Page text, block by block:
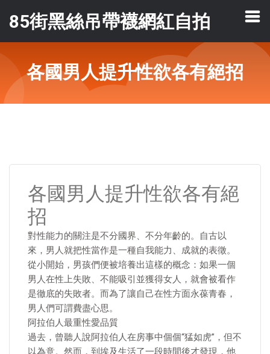
85街黑絲吊帶襪網紅自拍
各國男人提升性欲各有絕招
各國男人提升性欲各有絕
招
對性能力的關注是不分國界、不分年齡的。自古以
來，男人就把性當作是一種自我能力、成就的表徵。
從小開始，男孩們便被培養出這樣的概念：如果一個
男人在性上失敗、不能吸引並獲得女人，就會被看作
是徹底的失敗者。而為了讓自己在性方面永葆青春，
男人們可謂費盡心思。
阿拉伯人最重性愛品質
過去，曾聽人說阿拉伯人在房事中個個“猛如虎”，但不
以為意。然而，到埃及生活了一段時間後才發現，他